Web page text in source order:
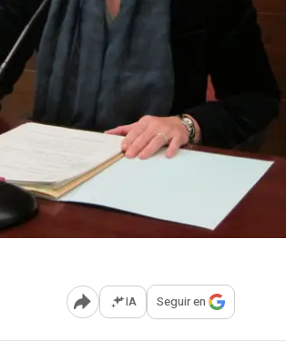
Abrir opciones para compartir
IA Seguir en